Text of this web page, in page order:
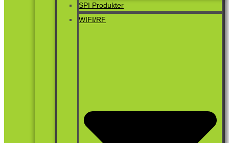
SPI Produkter
WIFI/RF